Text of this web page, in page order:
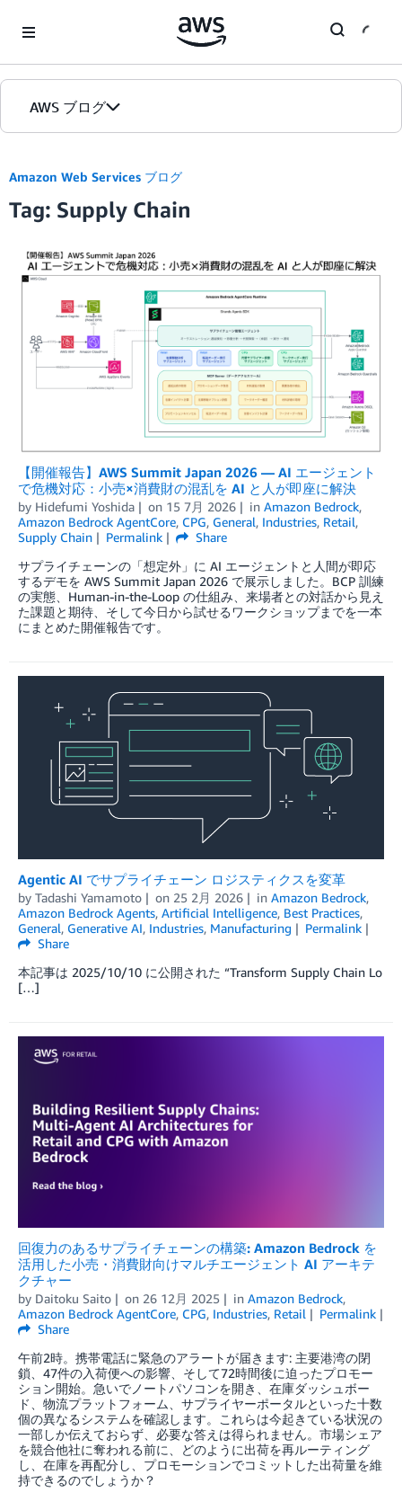
AWS ブログ
カテゴリ
エディション
Amazon Web Services ブログ
Tag: Supply Chain
【開催報告】AWS Summit Japan 2026 — AI エージェント
で危機対応：小売×消費財の混乱を AI と人が即座に解決
by Hidefumi Yoshida on 15 7月 2026 in Amazon Bedrock,
Amazon Bedrock AgentCore, CPG, General, Industries, Retail,
Supply Chain
Permalink
Share
サプライチェーンの「想定外」に AI エージェントと人間が即応
するデモを AWS Summit Japan 2026 で展示しました。BCP 訓練
の実態、Human-in-the-Loop の仕組み、来場者との対話から見え
た課題と期待、そして今日から試せるワークショップまでを一本
にまとめた開催報告です。
Agentic AI でサプライチェーン ロジスティクスを変革
by Tadashi Yamamoto on 25 2月 2026 in Amazon Bedrock,
Amazon Bedrock Agents, Artificial Intelligence, Best Practices,
General, Generative AI, Industries, Manufacturing
Permalink
Share
本記事は 2025/10/10 に公開された “Transform Supply Chain Lo
[…]
回復力のあるサプライチェーンの構築: Amazon Bedrock を
活用した小売・消費財向けマルチエージェント AI アーキテ
クチャー
by Daitoku Saito on 26 12月 2025 in Amazon Bedrock,
Amazon Bedrock AgentCore, CPG, Industries, Retail
Permalink
Share
午前2時。携帯電話に緊急のアラートが届きます: 主要港湾の閉
鎖、47件の入荷便への影響、そして72時間後に迫ったプロモー
ション開始。急いでノートパソコンを開き、在庫ダッシュボー
ド、物流プラットフォーム、サプライヤーポータルといった十数
個の異なるシステムを確認します。これらは今起きている状況の
一部しか伝えておらず、必要な答えは得られません。市場シェア
を競合他社に奪われる前に、どのように出荷を再ルーティング
し、在庫を再配分し、プロモーションでコミットした出荷量を維
持できるのでしょうか？